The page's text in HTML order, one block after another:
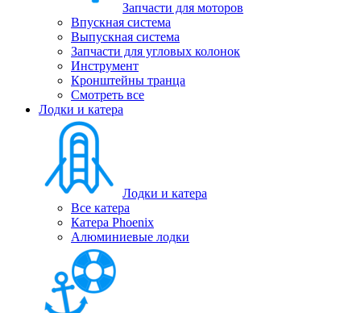
Запчасти для моторов
Впускная система
Выпускная система
Запчасти для угловых колонок
Инструмент
Кронштейны транца
Смотреть все
Лодки и катера
Лодки и катера
Все катера
Катера Phoenix
Алюминиевые лодки